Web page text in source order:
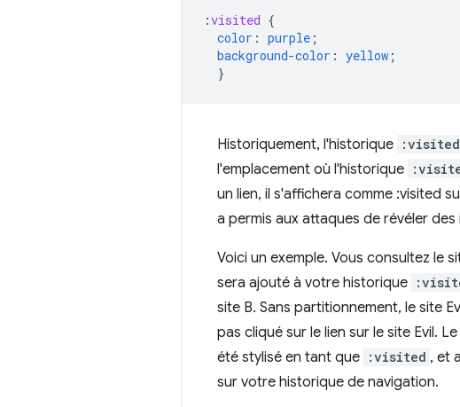
:visited {
color : purple ;
background-color : yellow ;
}
Historiquement, l'historique :visited
l'emplacement où l'historique
un lien, il s'affichera comme :visited
a permis aux attaques de révéler
Voici un exemple. Vous consultez le
sera ajouté à votre historique
site B. Sans partitionnement, le site
pas cliqué sur le lien sur le site Evil.
été stylisé en tant que :visited , et
sur votre historique de navigation.